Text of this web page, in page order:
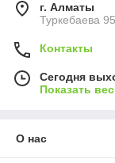
г. Алматы
Туркебаева
Контакты
Сегодня
Показать
О нас